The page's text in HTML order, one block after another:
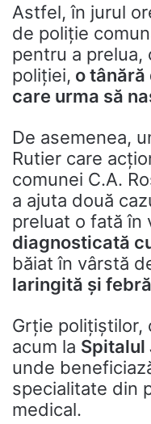
Astfel, în jurul
de poliţie
pentru a prelua,
poliţiei, o tânără
care urma să
De asemenea,
Rutier care
comunei C.A.
a ajuta două
preluat o fată în
diagnosticată
băiat în vârstă
laringită şi
Grție polițiștilor,
acum la Spitalul
unde
specialitate din
medical.